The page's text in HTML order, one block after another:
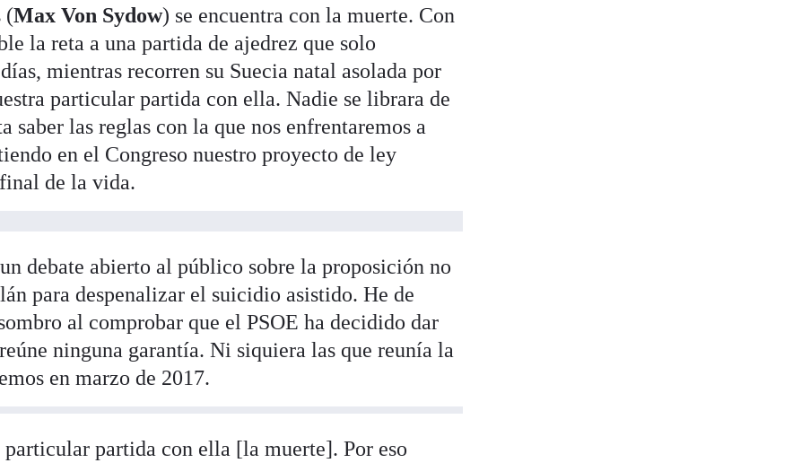
(Max Von Sydow) se encuentra con la muerte. Con
la reta a una partida de ajedrez que solo
mientras recorren su Suecia natal asolada por
particular partida con ella. Nadie se librara de
saber las reglas con la que nos enfrentaremos a
en el Congreso nuestro proyecto de ley
de la vida.
debate abierto al público sobre la proposición no
para despenalizar el suicidio asistido. He de
al comprobar que el PSOE ha decidido dar
ninguna garantía. Ni siquiera las que reunía la
en marzo de 2017.
particular partida con ella [la muerte]. Por eso